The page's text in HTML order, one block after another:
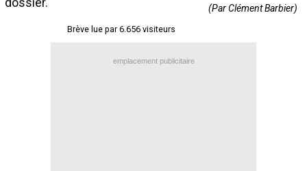
dossier.
(Par Clément Barbier)
Brève lue par 6.656 visiteurs
emplacement publicitaire
Mentions légales
site web Maxifoot.fr